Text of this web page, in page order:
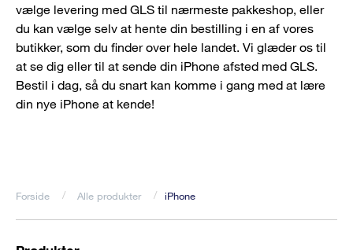
vælge levering med GLS til nærmeste pakkeshop, eller
du kan vælge selv at hente din bestilling i en af vores
butikker, som du finder over hele landet. Vi glæder os til
at se dig eller til at sende din iPhone afsted med GLS.
Bestil i dag, så du snart kan komme i gang med at lære
din nye iPhone at kende!
Brødkrumme
Forside Alle produkter iPhone